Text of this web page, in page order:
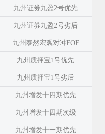
九州证券九盈2号优先
九州证券九盈2号劣后
九州泰然宏观对冲FOF
九州质押宝1号优先
九州质押宝1号劣后
九州增发十四期优先
九州增发十四期次级
九州增发十一期优先